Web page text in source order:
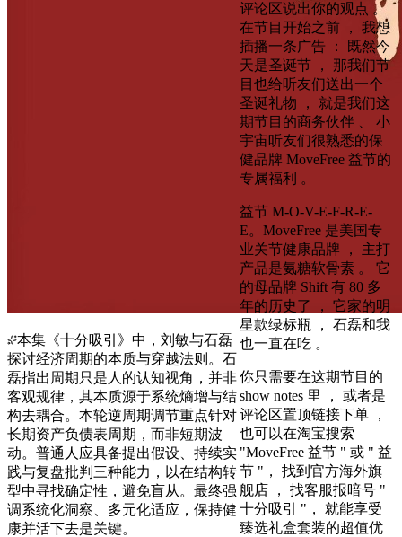
本集《十分吸引》中，刘敏与石磊
探讨经济周期的本质与穿越法则。石
磊指出周期只是人的认知视角，并非
客观规律，其本质源于系统熵增与结
构去耦合。本轮逆周期调节重点针对
长期资产负债表周期，而非短期波
动。普通人应具备提出假设、持续实
践与复盘批判三种能力，以在结构转
型中寻找确定性，避免盲从。最终强
调系统化洞察、多元化适应，保持健
康并活下去是关键。
评论区说出你的观点 。
在节目开始之前 ， 我想
插播一条广告 ： 既然今
天是圣诞节 ， 那我们节
目也给听友们送出一个
圣诞礼物 ， 就是我们这
期节目的商务伙伴 、 小
宇宙听友们很熟悉的保
健品牌 MoveFree 益节的
专属福利 。
益节 M-O-V-E-F-R-E-
E。MoveFree 是美国专
业关节健康品牌 ， 主打
产品是氨糖软骨素 。 它
的母品牌 Shift 有 80 多
年的历史了 ， 它家的明
星款绿标瓶 ， 石磊和我
也一直在吃 。
你只需要在这期节目的
show notes 里 ， 或者是
评论区置顶链接下单 ，
也可以在淘宝搜索
"MoveFree 益节 " 或 " 益
节 "， 找到官方海外旗
舰店 ， 找客服报暗号 "
十分吸引 "， 就能享受
臻选礼盒套装的超值优